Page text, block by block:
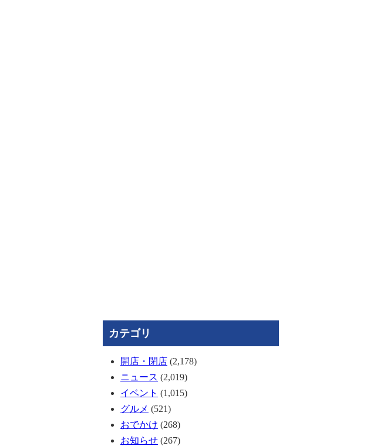
カテゴリ
開店・閉店 (2,178)
ニュース (2,019)
イベント (1,015)
グルメ (521)
おでかけ (268)
お知らせ (267)